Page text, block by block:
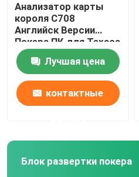
Анализатор карты
короля С708
Английск Версии
Покера ПК для Техаса
держит их игра/
индийская игра
Лучшая цена
контактные
Блок развертки покера